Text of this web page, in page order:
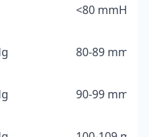
<80 mmHg
80-89 mmHg
90-99 mmHg